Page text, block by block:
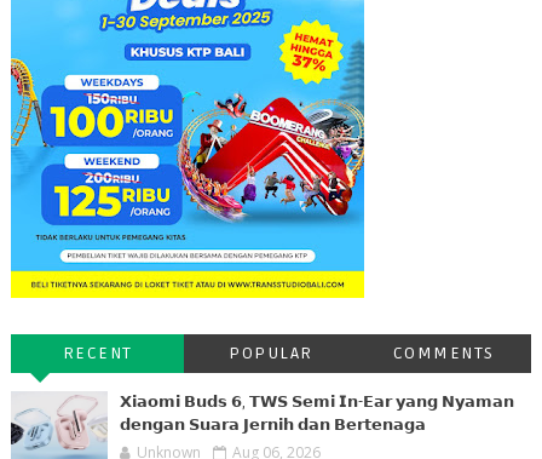
RECENT POPULAR COMMENTS
𝗫𝗶𝗮𝗼𝗺𝗶 𝗕𝘂𝗱𝘀 𝟲, 𝗧𝗪𝗦 𝗦𝗲𝗺𝗶 𝗜𝗻-𝗘𝗮𝗿 𝘆𝗮𝗻𝗴 𝗡𝘆𝗮𝗺𝗮𝗻
𝗱𝗲𝗻𝗴𝗮𝗻 𝗦𝘂𝗮𝗿𝗮 𝗝𝗲𝗿𝗻𝗶𝗵 𝗱𝗮𝗻 𝗕𝗲𝗿𝘁𝗲𝗻𝗮𝗴𝗮
Unknown Aug 06, 2026